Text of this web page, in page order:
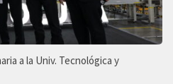
a la Univ. Tecnológica y